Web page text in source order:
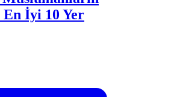
En İyi 10 Yer